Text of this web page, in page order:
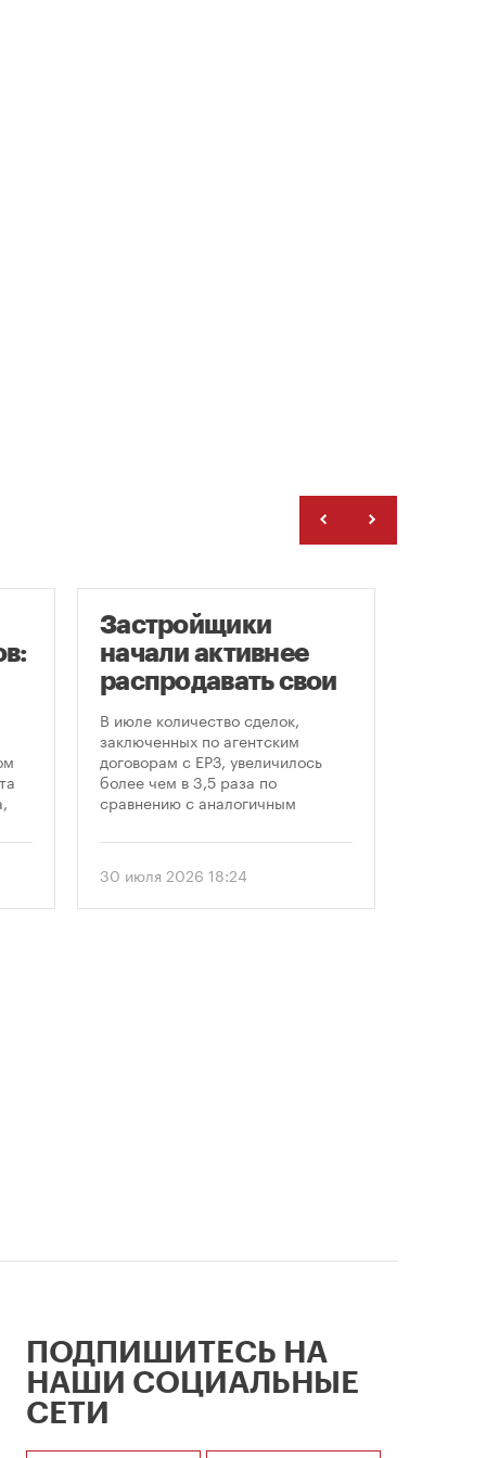
С
Застройщики
начали активнее
распродавать свои
земельные участки
В июле количество сделок,
заключенных по агентским
договорам с ЕРЗ, увеличилось
более чем в 3,5 раза по
сравнению с аналогичным
50 до 182. Активный рост, по
последние два месяца, поделился
статистикой на онлайн-дискуссии
30 июля 2026 18:24
ПОДПИШИТЕСЬ НА
НАШИ СОЦИАЛЬНЫЕ
СЕТИ